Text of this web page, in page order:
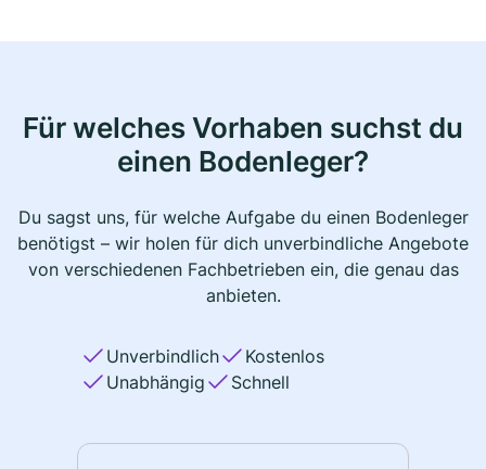
Für welches Vorhaben suchst du
einen Bodenleger?
Du sagst uns, für welche Aufgabe du einen Bodenleger
benötigst – wir holen für dich unverbindliche Angebote
von verschiedenen Fachbetrieben ein, die genau das
anbieten.
Unverbindlich
Kostenlos
Unabhängig
Schnell